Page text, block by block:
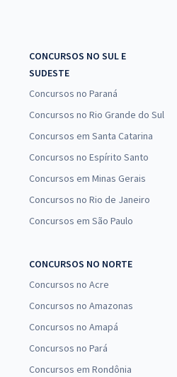
CONCURSOS NO SUL E
SUDESTE
Concursos no Paraná
Concursos no Rio Grande do Sul
Concursos em Santa Catarina
Concursos no Espírito Santo
Concursos em Minas Gerais
Concursos no Rio de Janeiro
Concursos em São Paulo
CONCURSOS NO NORTE
Concursos no Acre
Concursos no Amazonas
Concursos no Amapá
Concursos no Pará
Concursos em Rondônia